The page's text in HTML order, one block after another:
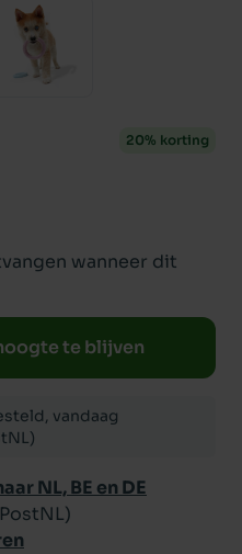
20% korting
wanneer dit
te blijven
vandaag
NL, BE en DE